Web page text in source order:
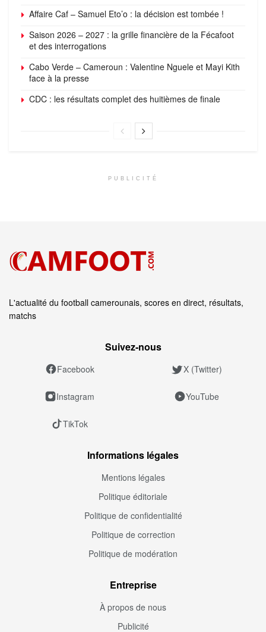
Affaire Caf – Samuel Eto’o : la décision est tombée !
Saison 2026 – 2027 : la grille financière de la Fécafoot
et des interrogations
Cabo Verde – Cameroun : Valentine Nguele et Mayi Kith
face à la presse
CDC : les résultats complet des huitièmes de finale
PUBLICITÉ
L'actualité du football camerounais, scores en direct, résultats,
matchs
Suivez‑nous
Facebook X (Twitter)
Instagram YouTube
TikTok
Informations légales
Mentions légales
Politique éditoriale
Politique de confidentialité
Politique de correction
Politique de modération
Entreprise
À propos de nous
Publicité